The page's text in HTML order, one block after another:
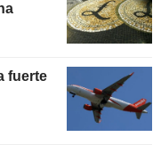
fuerte